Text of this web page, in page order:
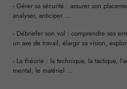
- Gérer sa sécurité : assurer son
analyser, anticiper …
- Débriefer son vol : comprendre ses
un axe de travail, élargir sa vision,
- La théorie : la technique, la tactique,
mental, le matériel ...